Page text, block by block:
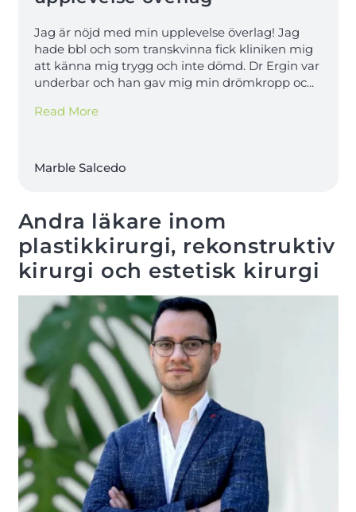
Jag är nöjd med min upplevelse överlag! Jag
hade bbl och som transkvinna fick kliniken mig
att känna mig trygg och inte dömd. Dr Ergin var
underbar och han gav mig min drömkropp oc...
Read More
Marble Salcedo
Andra läkare inom
plastikkirurgi, rekonstruktiv
kirurgi och estetisk kirurgi